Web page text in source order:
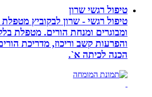
טיפול רגשי שרון
טיפול רגשי - שרון לבקוביץ מטפלת
ומבוגרים ומנחת הורים. מטפלת בלקויות
והפרעות קשב וריכוז, מדריכת הורים
הכנה לכיתה א`.